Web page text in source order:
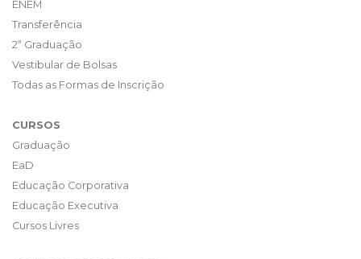
ENEM
Transferência
2ª Graduação
Vestibular de Bolsas
Todas as Formas de Inscrição
CURSOS
Graduação
EaD
Educação Corporativa
Educação Executiva
Cursos Livres